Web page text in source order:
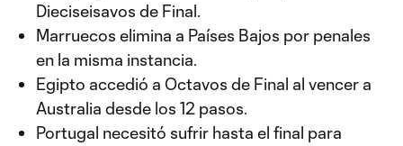
Dieciseisavos de Final.
Marruecos elimina a Países Bajos por penales
en la misma instancia.
Egipto accedió a Octavos de Final al vencer a
Australia desde los 12 pasos.
Portugal necesitó sufrir hasta el final para